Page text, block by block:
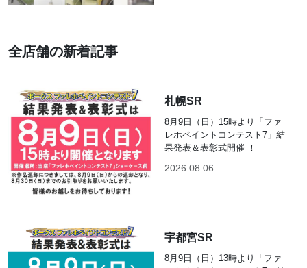
全店舗の新着記事
札幌SR
8月9日（日）15時より「ファ
レホペイントコンテスト7」結
果発表＆表彰式開催 ！
2026.08.06
宇都宮SR
8月9日（日）13時より「ファ